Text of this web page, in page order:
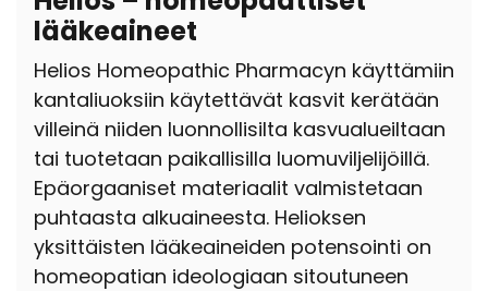
lääkeaineet
Helios Homeopathic Pharmacyn käyttämiin
kantaliuoksiin käytettävät kasvit kerätään
villeinä niiden luonnollisilta kasvualueiltaan
tai tuotetaan paikallisilla luomuviljelijöillä.
Epäorgaaniset materiaalit valmistetaan
puhtaasta alkuaineesta. Helioksen
yksittäisten lääkeaineiden potensointi on
homeopatian ideologiaan sitoutuneen